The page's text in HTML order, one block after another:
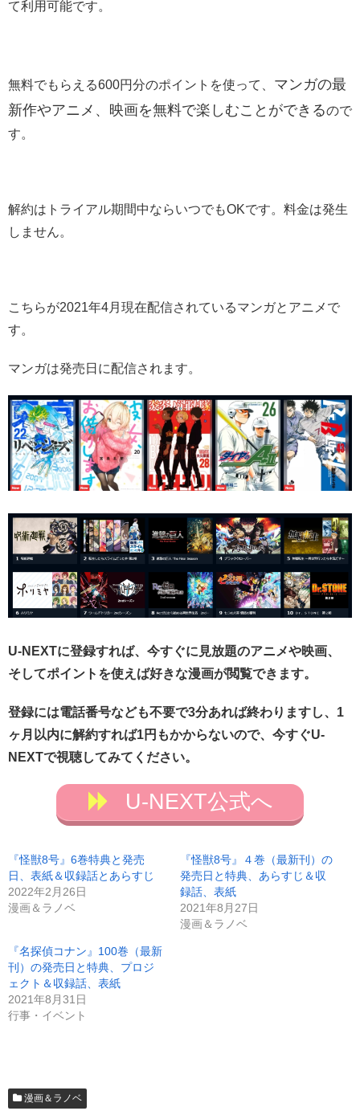
て利用可能です。
無料でもらえる600円分のポイントを使って、 マンガの最
新作やアニメ、映画を無料で楽しむことができるので
す。
解約はトライアル期間中ならいつでもOKです。料金は発生
しません。
こちらが2021年4月現在配信されているマンガとアニメで
す。
マンガは発売日に配信されます。
U-NEXTに登録すれば、今すぐに見放題のアニメや映画、
そしてポイントを使えば好きな漫画が閲覧できます。
登録には電話番号なども不要で3分あれば終わりますし、1
ヶ月以内に解約すれば1円もかからないので、今すぐU-
NEXTで視聴してみてください。
U-NEXT公式へ
『怪獣8号』6巻特典と発売
日、表紙＆収録話とあらすじ
2022年2月26日
漫画＆ラノベ
『怪獣8号』４巻（最新刊）の
発売日と特典、あらすじ＆収
録話、表紙
2021年8月27日
漫画＆ラノベ
『名探偵コナン』100巻（最新
刊）の発売日と特典、プロジ
ェクト＆収録話、表紙
2021年8月31日
行事・イベント
漫画＆ラノベ